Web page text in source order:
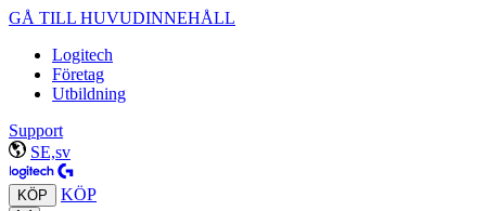
GÅ TILL HUVUDINNEHÅLL
Logitech
Företag
Utbildning
Support
SE,sv
KÖP KÖP